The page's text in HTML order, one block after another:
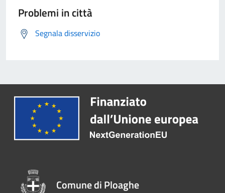
Problemi in città
Segnala disservizio
Comune di Ploaghe